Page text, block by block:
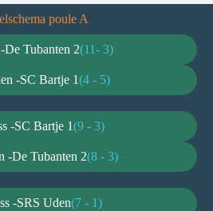
poule A
De Tubanten 2(11- 3)
-SC Bartje 1(4 - 5)
-SC Bartje 1(9 - 3)
-De Tubanten 2(8 - 3)
-SRS Uden(7 - 1)